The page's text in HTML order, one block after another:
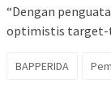
“Dengan
optimistis target-
BAPPERIDA